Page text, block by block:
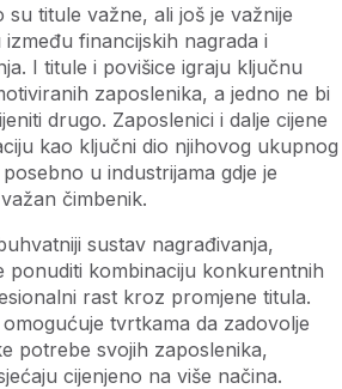
titule važne, ali još je važnije
financijskih nagrada i
I titule i povišice igraju ključnu
zaposlenika, a jedno ne bi
drugo. Zaposlenici i dalje cijene
kao ključni dio njihovog ukupnog
u industrijama gdje je
čimbenik.
sustav nagrađivanja,
ponuditi kombinaciju konkurentnih
rast kroz promjene titula.
tvrtkama da zadovolje
potrebe svojih zaposlenika,
cijenjeno na više načina.